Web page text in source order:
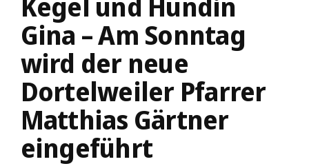
Gina – Am Sonntag
wird der neue
Dortelweiler Pfarrer
Matthias Gärtner
eingeführt